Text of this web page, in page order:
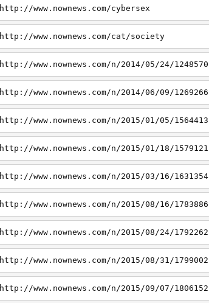
http://www.nownews.com/cybersex
http://www.nownews.com/cat/society
http://www.nownews.com/n/2014/05/24/1248570
http://www.nownews.com/n/2014/06/09/1269266
http://www.nownews.com/n/2015/01/05/1564413
http://www.nownews.com/n/2015/01/18/1579121
http://www.nownews.com/n/2015/03/16/1631354
http://www.nownews.com/n/2015/08/16/1783886
http://www.nownews.com/n/2015/08/24/1792262
http://www.nownews.com/n/2015/08/31/1799002
http://www.nownews.com/n/2015/09/07/1806152